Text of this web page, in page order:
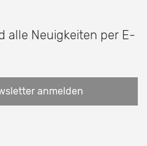
alle Neuigkeiten per E-
anmelden